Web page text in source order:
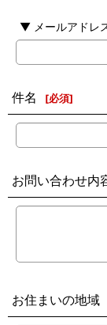
▼ メールアドレ
件名 [必須]
お問い合わせ内
お住まいの地域